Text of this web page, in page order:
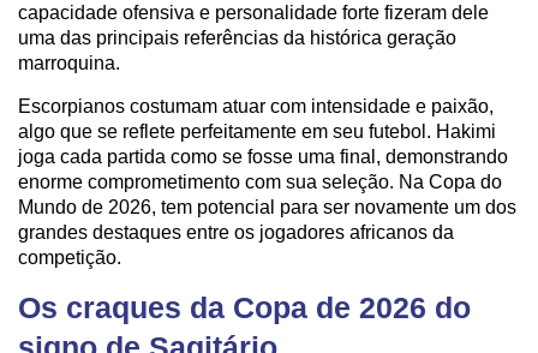
capacidade ofensiva e personalidade forte fizeram dele
uma das principais referências da histórica geração
marroquina.
Escorpianos costumam atuar com intensidade e paixão,
algo que se reflete perfeitamente em seu futebol. Hakimi
joga cada partida como se fosse uma final, demonstrando
enorme comprometimento com sua seleção. Na Copa do
Mundo de 2026, tem potencial para ser novamente um dos
grandes destaques entre os jogadores africanos da
competição.
Os craques da Copa de 2026 do